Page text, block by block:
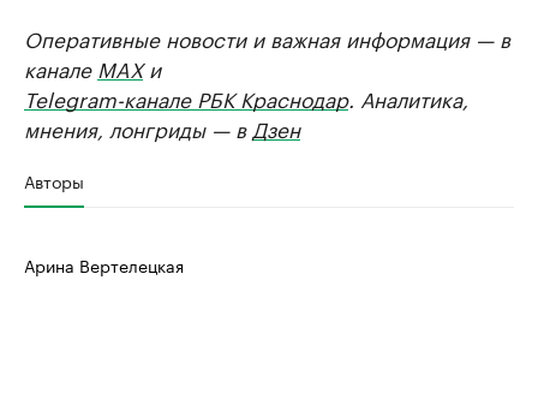
Оперативные новости и важная информация — в
канале MAXи
Telegram-канале РБК Краснодар. Аналитика,
мнения, лонгриды — в Дзен
Авторы
Арина Вертелецкая